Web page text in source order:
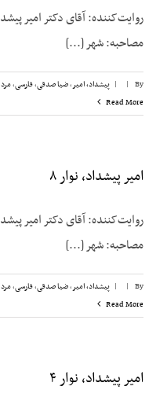
مصاحبه: شهر [...]
By
|
| پیشداد، امیر,ضیا صدقی,فارسی,مرد
Read More
امیر پیشداد، نوار ۸
مصاحبه: شهر [...]
By
|
| پیشداد، امیر,ضیا صدقی,فارسی,مرد
Read More
امیر پیشداد، نوار ۴